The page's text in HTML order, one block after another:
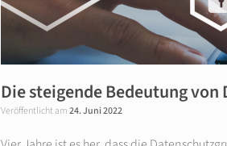
Die steigende Bedeutung
Veröffentlicht am24. Juni 2022